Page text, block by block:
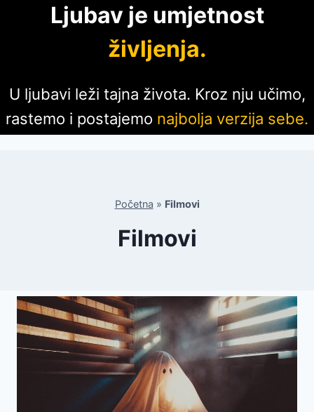
Ljubav je umjetnost
življenja.
U ljubavi leži tajna života. Kroz nju učimo,
rastemo i postajemo najbolja verzija sebe.
Početna » Filmovi
Filmovi